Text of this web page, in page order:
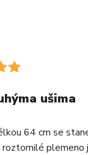
ušima
64 cm se
plemeno